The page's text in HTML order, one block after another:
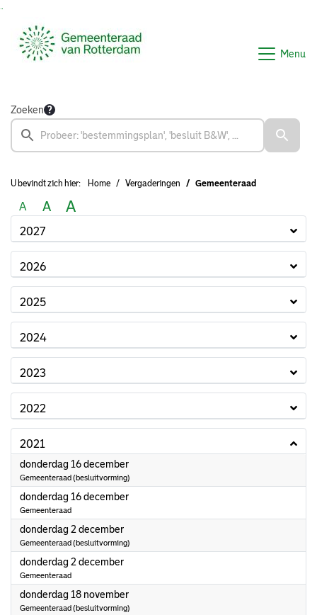
Menu
Zoeken
U bevindt zich hier: Home Vergaderingen Gemeenteraad
A A A
2027
2026
2025
2024
2023
2022
2021
donderdag 16 december2021
Gemeenteraad (besluitvorming)
donderdag 16 december2021
Gemeenteraad
donderdag 2 december2021
Gemeenteraad (besluitvorming)
donderdag 2 december2021
Gemeenteraad
donderdag 18 november2021
Gemeenteraad (besluitvorming)